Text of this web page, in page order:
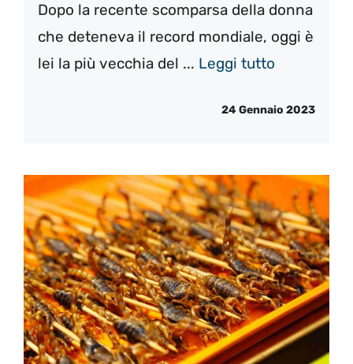
Dopo la recente scomparsa della donna
che deteneva il record mondiale, oggi è
lei la più vecchia del ... Leggi tutto
24 Gennaio 2023